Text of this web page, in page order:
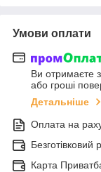
Умови оплати
Ви отримаєте
або гроші
Детальніше
Оплата на
Карта